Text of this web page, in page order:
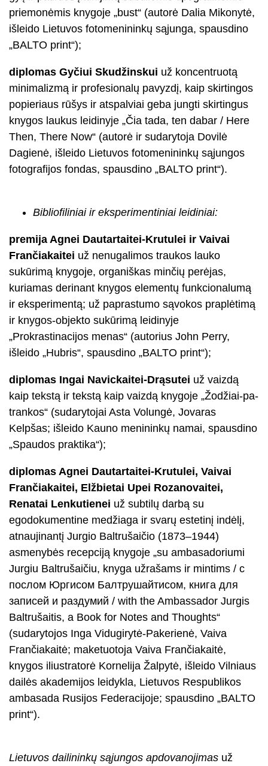
priemonėmis knygoje „bust“ (autorė Dalia Mikonytė,
išleido Lietuvos fotomenininkų sąjunga, spausdino
„BALTO print“);
diplomas Gyčiui Skudžinskui už koncentruotą
minimalizmą ir profesionalų pavyzdį, kaip skirtingos
popieriaus rūšys ir atspalviai geba jungti skirtingus
knygos laukus leidinyje „Čia tada, ten dabar / Here
Then, There Now“ (autorė ir sudarytoja Dovilė
Dagienė, išleido Lietuvos fotomenininkų sąjungos
fotografijos fondas, spausdino „BALTO print“).
Bibliofiliniai ir eksperimentiniai leidiniai:
premija Agnei Dautartaitei-Krutulei ir Vaivai
Frančiakaitei už nenugalimos traukos lauko
sukūrimą knygoje, organiškas minčių perėjas,
kuriamas derinant knygos elementų funkcionalumą
ir eksperimentą; už paprastumo sąvokos praplėtimą
ir knygos-objekto sukūrimą leidinyje
„Prokrastinacijos menas“ (autorius John Perry,
išleido „Hubris“, spausdino „BALTO print“);
diplomas Ingai Navickaitei-Drąsutei už vaizdą
kaip tekstą ir tekstą kaip vaizdą knygoje „Žodžiai-pa-
trankos“ (sudarytojai Asta Volungė, Jovaras
Kelpšas; išleido Kauno menininkų namai, spausdino
„Spaudos praktika“);
diplomas Agnei Dautartaitei-Krutulei, Vaivai
Frančiakaitei, Elžbietai Upei Rozanovaitei,
Renatai Lenkutienei už subtilų darbą su
egodokumentine medžiaga ir svarų estetinį indėlį,
atnaujinantį Jurgio Baltrušaičio (1873–1944)
asmenybės recepciją knygoje „su ambasadoriumi
Jurgiu Baltrušaičiu, knyga užrašams ir mintims / с
послом Юргисом Балтрушайтисом, книга для
записей и раздумий / with the Ambassador Jurgis
Baltrušaitis, a Book for Notes and Thoughts“
(sudarytojos Inga Vidugirytė-Pakerienė, Vaiva
Frančiakaitė; maketuotoja Vaiva Frančiakaitė,
knygos iliustratorė Kornelija Žalpytė, išleido Vilniaus
dailės akademijos leidykla, Lietuvos Respublikos
ambasada Rusijos Federacijoje; spausdino „BALTO
print“).
Lietuvos dailininkų sąjungos apdovanojimas už